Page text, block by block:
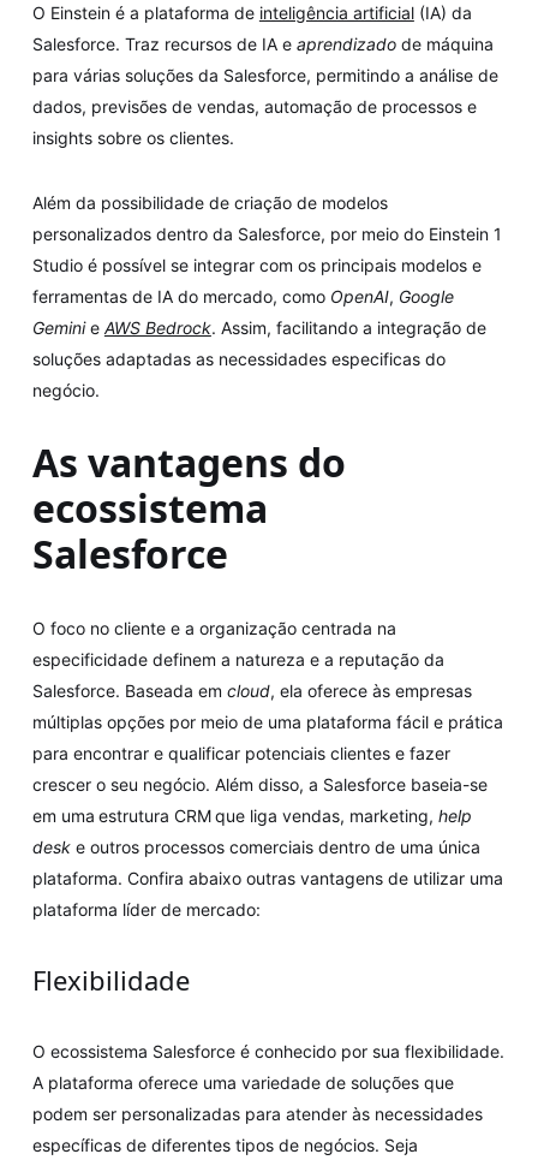
O Einstein é a plataforma de inteligência artificial(IA) da
Salesforce. Traz recursos de IA e aprendizadode máquina
para várias soluções da Salesforce, permitindo a análise de
dados, previsões de vendas, automação de processos e
insights sobre os clientes.
Além da possibilidade de criação de modelos
personalizados dentro da Salesforce, por meio do Einstein 1
Studio é possível se integrar com os principais modelos e
ferramentas de IA do mercado, como OpenAI, Google
Geminie AWS Bedrock. Assim, facilitando a integração de
soluções adaptadas as necessidades especificas do
negócio.
As vantagens do
ecossistema
Salesforce
O foco no cliente e a organização centrada na
especificidade definem a natureza e a reputação da
Salesforce. Baseada em cloud, ela oferece às empresas
múltiplas opções por meio de uma plataforma fácil e prática
para encontrar e qualificar potenciais clientes e fazer
crescer o seu negócio. Além disso, a Salesforce baseia-se
em uma estrutura CRM que liga vendas, marketing, help
deske outros processos comerciais dentro de uma única
plataforma. Confira abaixo outras vantagens de utilizar uma
plataforma líder de mercado:
Flexibilidade
O ecossistema Salesforce é conhecido por sua flexibilidade.
A plataforma oferece uma variedade de soluções que
podem ser personalizadas para atender às necessidades
específicas de diferentes tipos de negócios. Seja